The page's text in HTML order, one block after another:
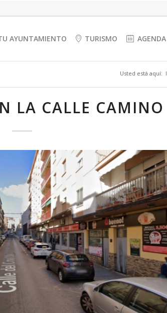
AYUNTAMIENTO TURISMO
Usted está aquí:
LA CALLE